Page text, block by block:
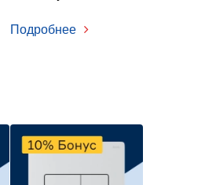
Подробнее